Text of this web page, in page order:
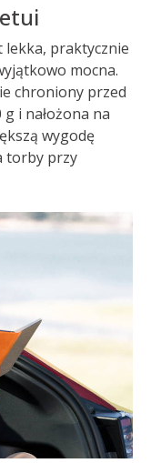
lekka, praktycznie
mocna.
chroniony przed
i nałożona na
wygodę
torby przy